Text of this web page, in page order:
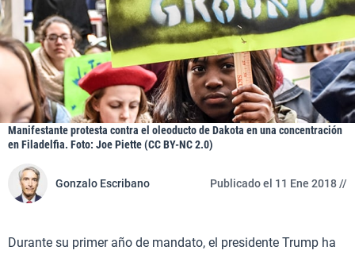
Manifestante protesta contra el oleoducto de Dakota en una concentración
en Filadelfia. Foto: Joe Piette (CC BY-NC 2.0)
Gonzalo Escribano Publicado el 11 Ene 2018 //
Durante su primer año de mandato, el presidente Trump ha